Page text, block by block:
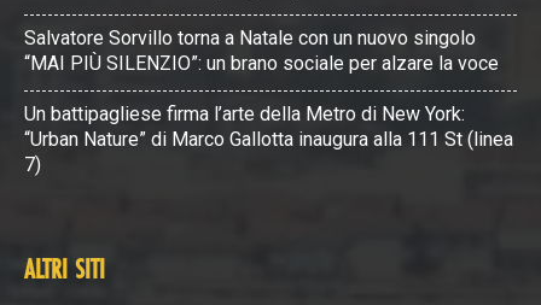
Salvatore Sorvillo torna a Natale con un nuovo singolo
“MAI PIÙ SILENZIO”: un brano sociale per alzare la voce
Un battipagliese firma l’arte della Metro di New York:
“Urban Nature” di Marco Gallotta inaugura alla 111 St (linea
7)
ALTRI SITI